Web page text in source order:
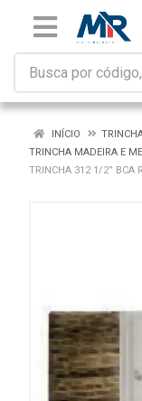
INÍCIO
TRINCHA MADEIRA E
TRINCHA 312 1/2” BCA